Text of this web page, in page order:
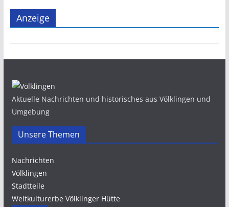
Anzeige
Aktuelle Nachrichten und historisches aus Völklingen und
Umgebung
Unsere Themen
Nachrichten
Völklingen
Stadtteile
Weltkulturerbe Völklinger Hütte